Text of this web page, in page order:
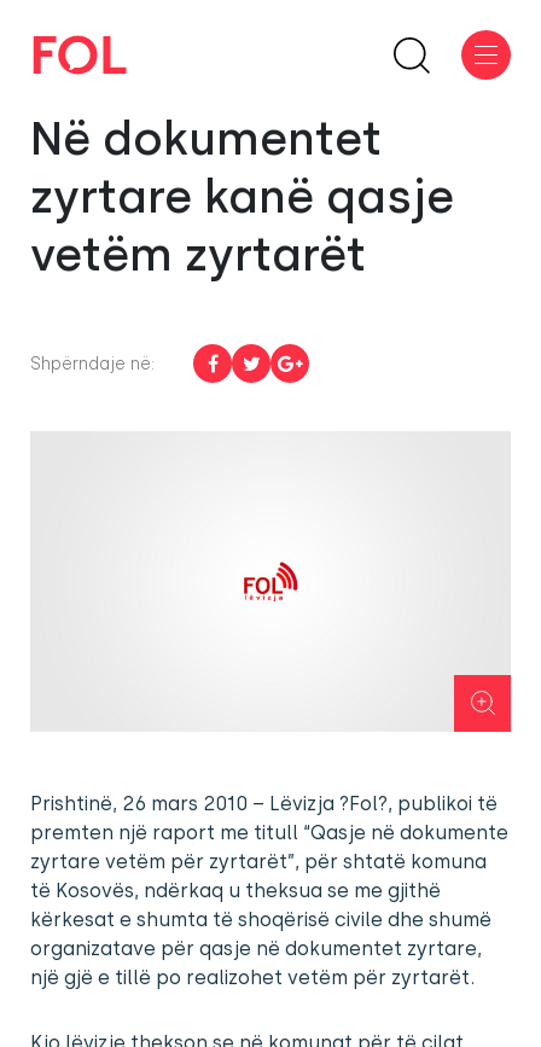
Në dokumentet
zyrtare kanë qasje
vetëm zyrtarët
Shpërndaje në:
Prishtinë, 26 mars 2010 – Lëvizja ?Fol?, publikoi të
premten një raport me titull “Qasje në dokumente
zyrtare vetëm për zyrtarët”, për shtatë komuna
të Kosovës, ndërkaq u theksua se me gjithë
kërkesat e shumta të shoqërisë civile dhe shumë
organizatave për qasje në dokumentet zyrtare,
një gjë e tillë po realizohet vetëm për zyrtarët.